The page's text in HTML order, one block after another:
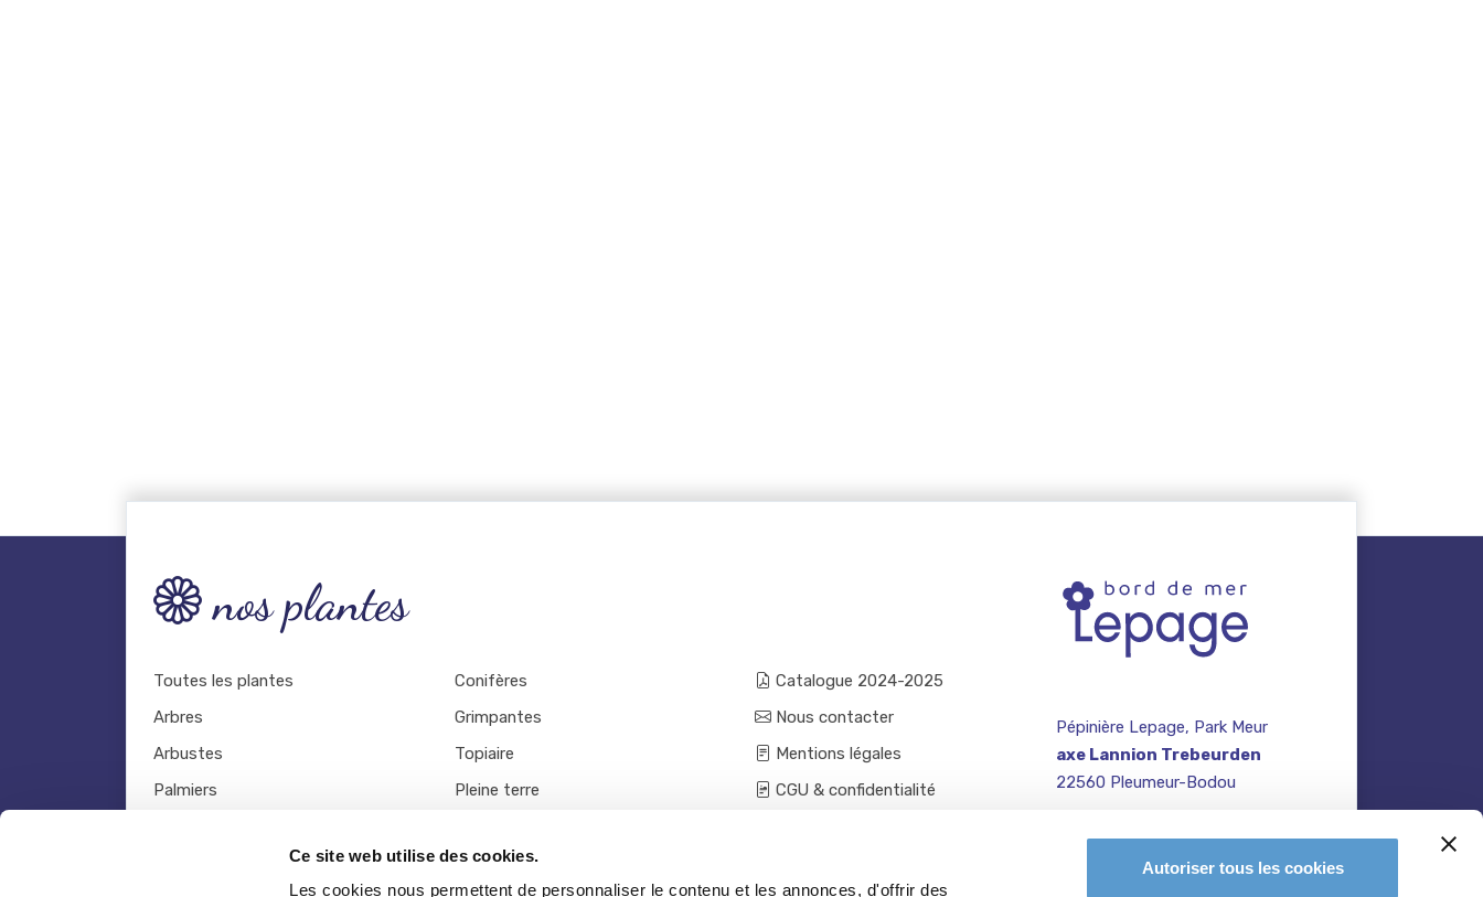
Ce site web utilise des cookies.
Les cookies nous permettent de personnaliser le contenu et les annonces, d'offrir des
Autoriser tous les cookies
nos plantes
Toutes les plantes
Arbres
Arbustes
Palmiers
Conifères
Grimpantes
Topiaire
Pleine terre
Vivaces
Catalogue 2024-2025
Nous contacter
Mentions légales
CGU & confidentialité
Pépinière Lepage, Park Meur
axe Lannion Trebeurden
22560 Pleumeur-Bodou
bretagne.fr